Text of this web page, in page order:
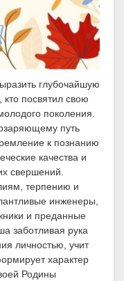
глубочайшую
кто посвятил свою
поколения.
путь
к познанию
качества и
свершений.
терпению и
инженеры,
и преданные
заботливая рука
личностью, учит
характер
Родины